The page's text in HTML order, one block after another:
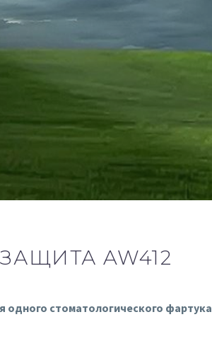
AW412
одного стоматологического фартука